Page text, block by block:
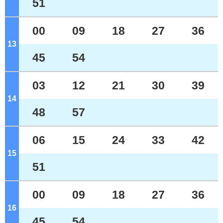
51
13 ジ
00 09 18 27 36
45 54
14 ジ
03 12 21 30 39
48 57
15 ジ
06 15 24 33 42
51
16 ジ
00 09 18 27 36